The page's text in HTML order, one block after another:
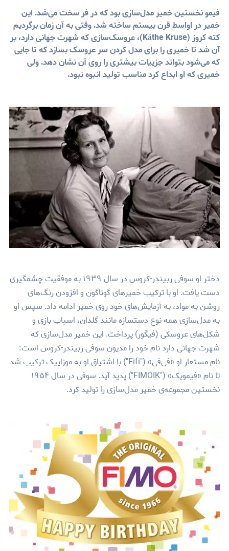
فیمو نخستين خمير مدل‌سازی بود که در فر سخت می‌شد. این
خمير در اواسط قرن بیستم ساخته شد. وقتی به آن زمان برگردیم
کته کروز (Käthe Kruse)، عروسک‌سازی که شهرت جهانی دارد، بر
آن شد تا خميری را برای مدل کردن سر عروسک بسازد که تا جایی
که می‌شود بتواند جزییات بیشتری را روی آن نشان دهد. ولی
خميری که او ابداع کرد مناسب توليد انبوه نبود.
دختر او سوفی ربیندر-کروس در سال ۱۹۳۹ به موفقیت چشمگیری
دست یافت. او با ترکیب خمیرهای گوناگون و افزودن رنگ‌های
روشن به مواد، به آزمایش‌های خود روی خمیر ادامه داد. سپس او
به مدل‌سازی همه نوع دستسازه مانند گلدان، اسباب بازی و
شکل‌های عروسکی (فیگور) پرداخت. این خمیر مدل‌سازی که
شهرت جهانی دارد نام خود را مدیون سوفی ربیندر-کروس است:
نام مستعار او «فی‌فی» ("Fifi") با اشتیاق او به موزاییک ترکیب شد
تا نام «فیمویک» ("FIMOIK") پدید آید. سوفی در سال ۱۹۵۴
نخستین مجموعه‌ی خمیر مدل‌سازی را تولید کرد.